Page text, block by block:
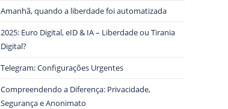
Amanhã, quando a liberdade foi automatizada
2025: Euro Digital, eID & IA – Liberdade ou Tirania
Digital?
Telegram: Configurações Urgentes
Compreendendo a Diferença: Privacidade,
Segurança e Anonimato